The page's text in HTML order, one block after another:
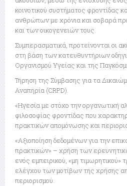
κοινοτικού συστήματος φροντίδας
ανθρώπων με χρόνια και σοβαρά
και των οικογενειών τους.
Συμπερασματικά, προτείνονται οι
στη βάση των κατευθυντήριων
Οργανισμού Υγείας και της
Τήρηση της Σύμβασης για τα
Αναπηρία (CRPD).
«Ηγεσία με στόχο την οργανωτική
φιλοσοφίας φροντίδας που
πρακτικών απομόνωσης και
«Αξιοποίηση δεδομένων για την
πρακτικών» – χρήση των
ενός εμπειρικού, «μη τιμωρητικού»
ελέγχου των μοτίβων της χρήσης
περιορισμού.